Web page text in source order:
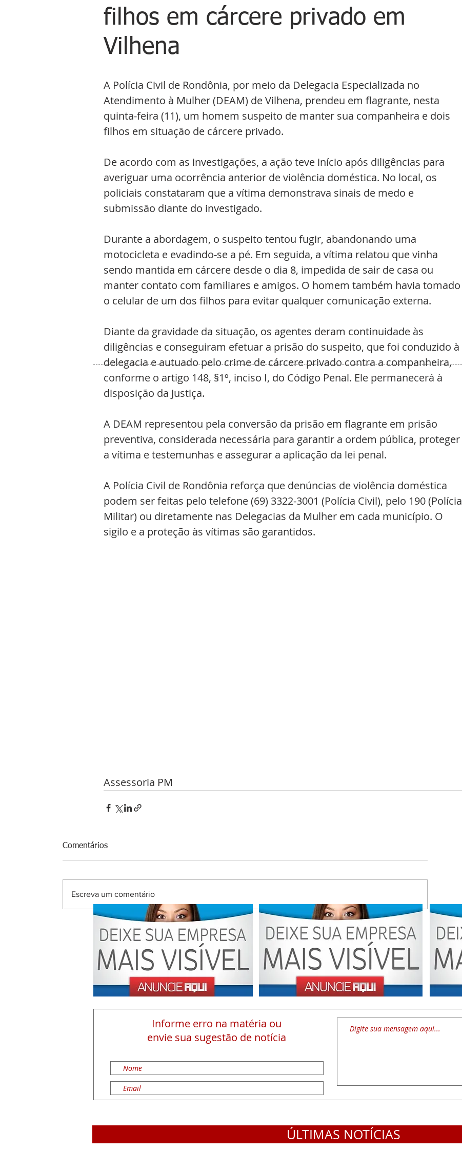
filhos em cárcere privado em
Vilhena
A Polícia Civil de Rondônia, por meio da Delegacia Especializada no
Atendimento à Mulher (DEAM) de Vilhena, prendeu em flagrante, nesta
quinta-feira (11), um homem suspeito de manter sua companheira e dois
filhos em situação de cárcere privado.
De acordo com as investigações, a ação teve início após diligências para
averiguar uma ocorrência anterior de violência doméstica. No local, os
policiais constataram que a vítima demonstrava sinais de medo e
submissão diante do investigado.
Durante a abordagem, o suspeito tentou fugir, abandonando uma
motocicleta e evadindo-se a pé. Em seguida, a vítima relatou que vinha
sendo mantida em cárcere desde o dia 8, impedida de sair de casa ou
manter contato com familiares e amigos. O homem também havia tomado
o celular de um dos filhos para evitar qualquer comunicação externa.
Diante da gravidade da situação, os agentes deram continuidade às
diligências e conseguiram efetuar a prisão do suspeito, que foi conduzido à
delegacia e autuado pelo crime de cárcere privado contra a companheira,
conforme o artigo 148, §1º, inciso I, do Código Penal. Ele permanecerá à
disposição da Justiça.
A DEAM representou pela conversão da prisão em flagrante em prisão
preventiva, considerada necessária para garantir a ordem pública, proteger
a vítima e testemunhas e assegurar a aplicação da lei penal.
A Polícia Civil de Rondônia reforça que denúncias de violência doméstica
podem ser feitas pelo telefone (69) 3322-3001 (Polícia Civil), pelo 190 (Polícia
Militar) ou diretamente nas Delegacias da Mulher em cada município. O
sigilo e a proteção às vítimas são garantidos.
Assessoria PM
Comentários
Escreva um comentário
Informe erro na matéria ou
envie sua sugestão de notícia
ÚLTIMAS NOTÍCIAS